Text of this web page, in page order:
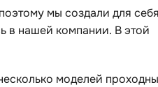
мы создали для
в нашей компании. В этой
моделей